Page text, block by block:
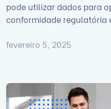
pode utilizar dados para
conformidade regulatória
fevereiro 5, 2025